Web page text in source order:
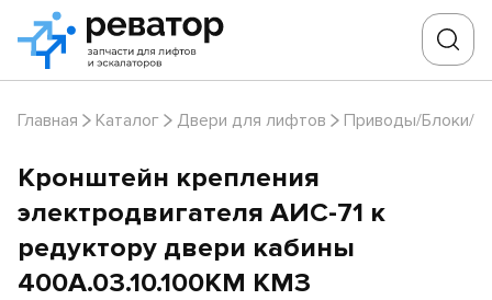
Главная Каталог Двери для лифтов Приводы/Блоки/
Кронштейн крепления
электродвигателя АИC-71 к
редуктору двери кабины
400А.03.10.100КМ КМЗ